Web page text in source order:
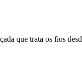
que trata os fios